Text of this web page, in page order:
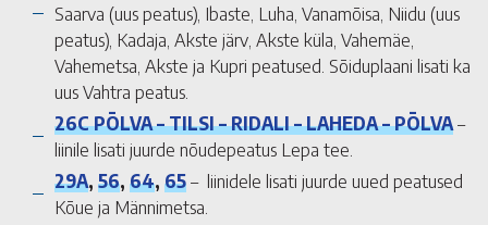
Saarva (uus peatus), Ibaste, Luha, Vanamõisa, Niidu (uus
peatus), Kadaja, Akste järv, Akste küla, Vahemäe,
Vahemetsa, Akste ja Kupri peatused. Sõiduplaani lisati ka
uus Vahtra peatus.
26C PÕLVA – TILSI – RIDALI – LAHEDA – PÕLVA–
liinile lisati juurde nõudepeatus Lepa tee.
29A, 56, 64, 65– liinidele lisati juurde uued peatused
Kõue ja Männimetsa.